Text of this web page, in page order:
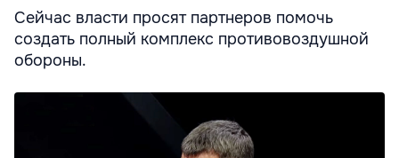
Сейчас власти просят партнеров помочь
создать полный комплекс противовоздушной
обороны.